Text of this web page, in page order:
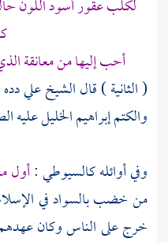
لكلب عقور أسود اللون
أحب إليها من معانقة
( الثانية ) قال الشيخعلي دده
والكتمإبراهيم الخليلعليه
وفي أوائلهكالسيوطي:أول
من خضب بالسواد في
خرج على الناس وكان